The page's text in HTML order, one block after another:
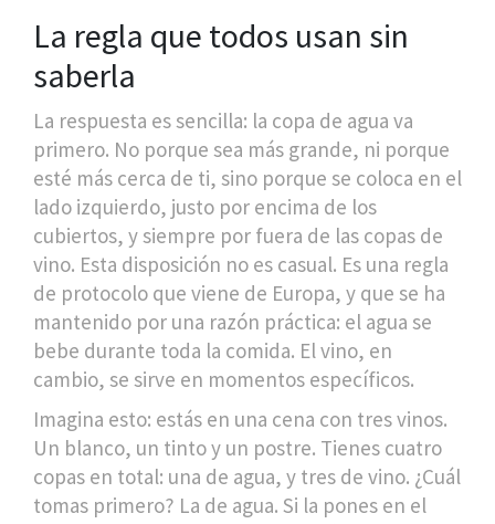
La regla que todos usan sin
saberla
La respuesta es sencilla: la copa de agua va
primero. No porque sea más grande, ni porque
esté más cerca de ti, sino porque se coloca en el
lado izquierdo, justo por encima de los
cubiertos, y siempre por fuera de las copas de
vino. Esta disposición no es casual. Es una regla
de protocolo que viene de Europa, y que se ha
mantenido por una razón práctica: el agua se
bebe durante toda la comida. El vino, en
cambio, se sirve en momentos específicos.
Imagina esto: estás en una cena con tres vinos.
Un blanco, un tinto y un postre. Tienes cuatro
copas en total: una de agua, y tres de vino. ¿Cuál
tomas primero? La de agua. Si la pones en el